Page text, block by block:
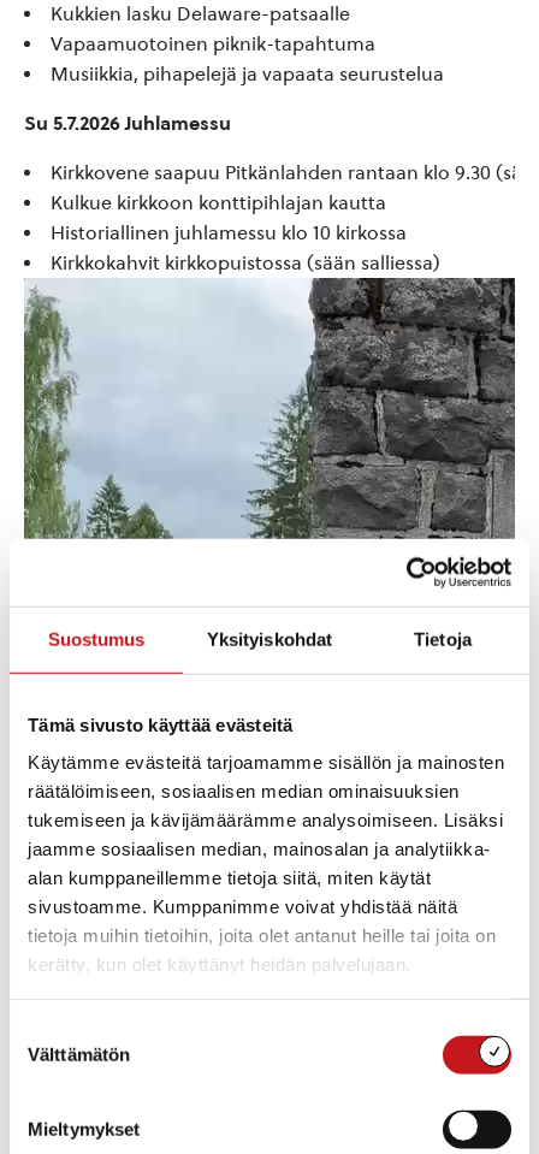
Suostumus Yksityiskohdat Tietoja
Tämä sivusto käyttää evästeitä
Käytämme evästeitä tarjoamamme sisällön ja mainosten
räätälöimiseen, sosiaalisen median ominaisuuksien
tukemiseen ja kävijämäärämme analysoimiseen. Lisäksi
jaamme sosiaalisen median, mainosalan ja analytiikka-
alan kumppaneillemme tietoja siitä, miten käytät
sivustoamme. Kumppanimme voivat yhdistää näitä
tietoja muihin tietoihin, joita olet antanut heille tai joita on
kerätty, kun olet käyttänyt heidän palvelujaan.
valinta
Välttämätön
Mieltymykset
Kukkien lasku Delaware-patsaalle
Vapaamuotoinen piknik-tapahtuma
Musiikkia, pihapelejä ja vapaata seurustelua
Su 5.7.2026Juhlamessu
Kirkkovene saapuu Pitkänlahden rantaan klo 9.30
Kulkue kirkkoon konttipihlajan kautta
Historiallinen juhlamessu klo 10 kirkossa
Kirkkokahvit kirkkopuistossa (sään salliessa)
Videotoistin
Lisää kalenteriin